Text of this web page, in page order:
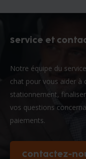
Service et
Notre équipe du
chat pour vous aider à
stationnement,
vos questions
paiements.
Contactez-